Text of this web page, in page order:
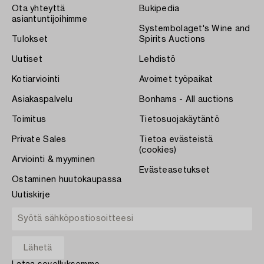
Ota yhteyttä
asiantuntijoihimme
Tulokset
Uutiset
Kotiarviointi
Asiakaspalvelu
Toimitus
Private Sales
Arviointi & myyminen
Ostaminen huutokaupassa
Bukipedia
Systembolaget's Wine and
Spirits Auctions
Lehdistö
Avoimet työpaikat
Bonhams - All auctions
Tietosuojakäytäntö
Tietoa evästeistä
(cookies)
Evästeasetukset
Uutiskirje